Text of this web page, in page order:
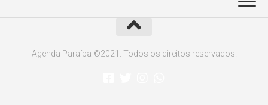
Agenda Paraíba ©2021. Todos os direitos reservados.